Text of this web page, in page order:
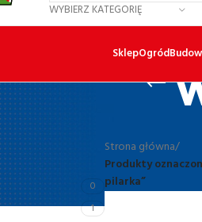
WYBIERZ KATEGORIĘ
SklepOgród
0
1
Strona główna/
Produkty
pilarka”